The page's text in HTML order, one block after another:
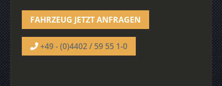
FAHRZEUG JETZT ANFRAGEN
+49 - (0)4402 / 59 55 1-0